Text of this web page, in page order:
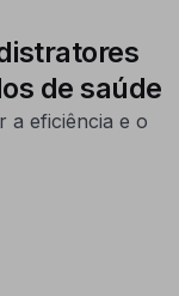
de saúde
a eficiência e o